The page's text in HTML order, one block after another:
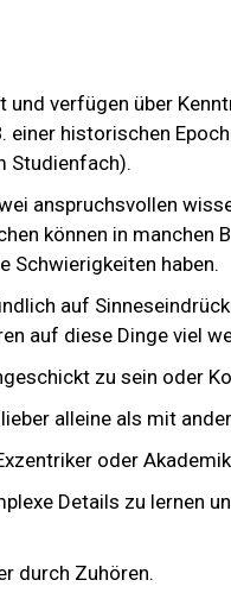
und verfügen über
einer historischen
Studienfach).
anspruchsvollen
können in manchen
Schwierigkeiten haben.
auf
auf diese Dinge viel
zu sein oder
alleine als mit
oder
Details zu lernen
durch Zuhören.